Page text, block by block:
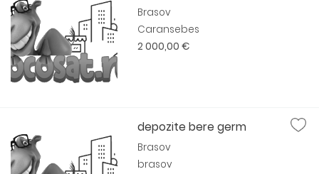
Brasov
Caransebes
2 000,00 €
depozite bere germ
Brasov
brasov